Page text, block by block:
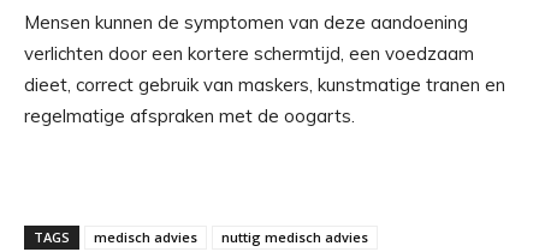
Mensen kunnen de symptomen van deze aandoening
verlichten door een kortere schermtijd, een voedzaam
dieet, correct gebruik van maskers, kunstmatige tranen en
regelmatige afspraken met de oogarts.
TAGS medisch advies nuttig medisch advies